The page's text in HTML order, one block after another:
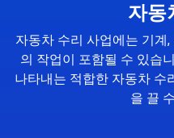
자동
자동차 수리 사업에는 기계
의 작업이 포함될 수 있습
나타내는 적합한 자동차 수
을 끌